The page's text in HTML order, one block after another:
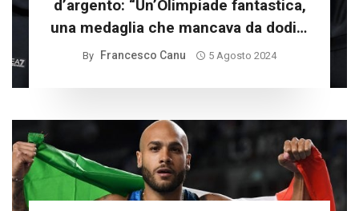
d’argento: “Un’Olimpiade fantastica,
una medaglia che mancava da dodici
anni”
By Francesco Canu 5 Agosto 2024